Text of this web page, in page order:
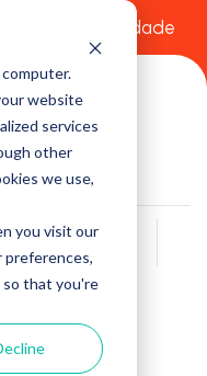
website
services
other
we use,
you visit our
preferences,
so that you're
de Privacidade
Buscar